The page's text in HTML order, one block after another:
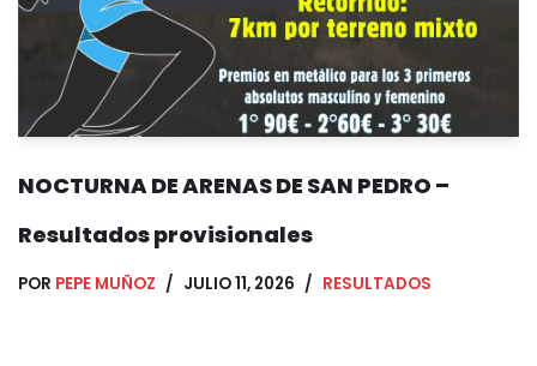
NOCTURNA DE ARENAS DE SAN PEDRO –
Resultados provisionales
POR PEPE MUÑOZ JULIO 11, 2026 RESULTADOS